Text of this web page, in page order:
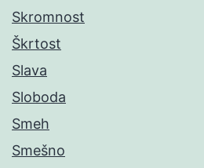
Skromnost
Škrtost
Slava
Sloboda
Smeh
Smešno